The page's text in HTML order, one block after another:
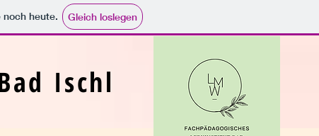
noch heute. Gleich loslegen
Ischl